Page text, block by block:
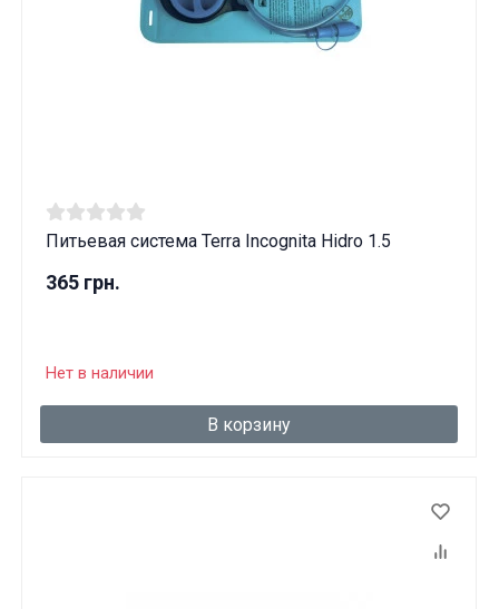
Питьевая система Terra Incognita Hidro 1.5
365 грн.
Нет в наличии
В корзину